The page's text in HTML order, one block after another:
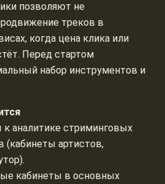
позволяют не
треков в
когда цена клика или
Перед стартом
набор инструментов и
аналитике стриминговых
(кабинеты артистов,
кабинеты в основных